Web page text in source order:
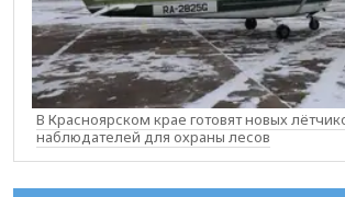
В Красноярском крае готовят новых
наблюдателей для охраны лесов